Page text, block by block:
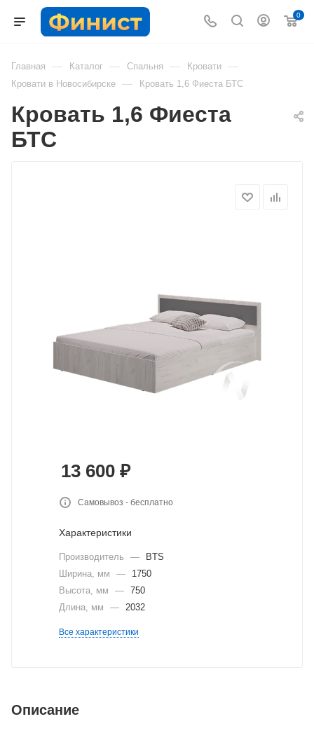
0
Главная — Каталог — Спальня — Кровати —
Кровати в Новосибирске — Кровать 1,6 Фиеста БТС
Кровать 1,6 Фиеста
БТС
13 600 ₽
Самовывоз - бесплатно
Характеристики
Производитель —
BTS
Ширина, мм
—
1750
Высота, мм
— 750
Длина, мм
— 2032
Все характеристики
Описание